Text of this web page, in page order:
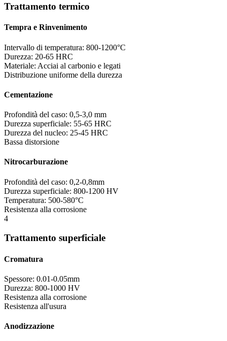
Trattamento termico
Tempra e Rinvenimento
Intervallo di temperatura: 800-1200°C
Durezza: 20-65 HRC
Materiale: Acciai al carbonio e legati
Distribuzione uniforme della durezza
Cementazione
Profondità del caso: 0,5-3,0 mm
Durezza superficiale: 55-65 HRC
Durezza del nucleo: 25-45 HRC
Bassa distorsione
Nitrocarburazione
Profondità del caso: 0,2-0,8mm
Durezza superficiale: 800-1200 HV
Temperatura: 500-580°C
Resistenza alla corrosione
4
Trattamento superficiale
Cromatura
Spessore: 0.01-0.05mm
Durezza: 800-1000 HV
Resistenza alla corrosione
Resistenza all'usura
Anodizzazione